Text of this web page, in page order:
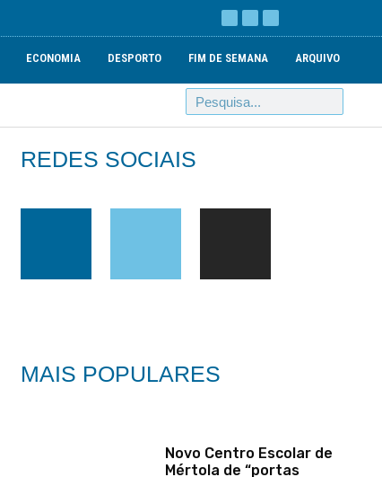
ECONOMIA DESPORTO FIM DE SEMANA ARQUIVO
REDES SOCIAIS
MAIS POPULARES
Novo Centro Escolar de
Mértola de “portas